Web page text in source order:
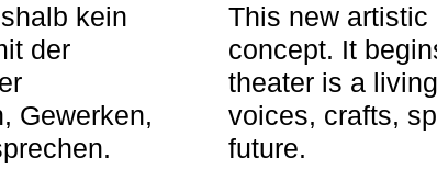
kein
der
Gewerken,
This new
concept. It
theater is a
voices, crafts,
future.